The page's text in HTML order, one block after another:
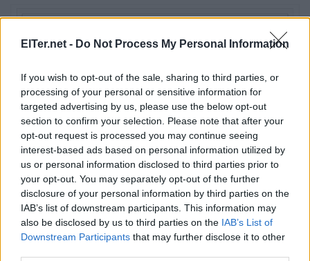
ElTer.net - Do Not Process My Personal Information
If you wish to opt-out of the sale, sharing to third parties, or
processing of your personal or sensitive information for
targeted advertising by us, please use the below opt-out
section to confirm your selection. Please note that after your
opt-out request is processed you may continue seeing
interest-based ads based on personal information utilized by
us or personal information disclosed to third parties prior to
your opt-out. You may separately opt-out of the further
disclosure of your personal information by third parties on the
IAB’s list of downstream participants. This information may
also be disclosed by us to third parties on the IAB’s List of
Downstream Participants that may further disclose it to other